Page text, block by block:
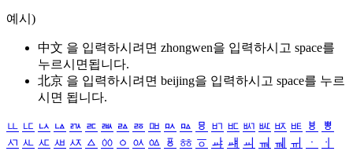
예시)
中文 을 입력하시려면 zhongwen을 입력하시고 space를
누르시면됩니다.
北京 을 입력하시려면 beijing을 입력하시고 space를 누르
시면 됩니다.
ㅥ ㅦ ㅧ ㅨ ㅩ ㅪ ㅫ ㅬ ㅭ ㅮ ㅯ ㅰ ㅱ ㅲ ㅳ ㅴ ㅵ ㅶ ㅷ ㅸ
ㅹ
ㅺ ㅻ ㅼ ㅽ ㅾ ㅿ ㆀ ㆁ ㆂ ㆃ ㆄ ㆅ ㆆ ㆇ ㆈ ㆉ ㆊ ㆋ ㆌ ㆍ
ㆎ